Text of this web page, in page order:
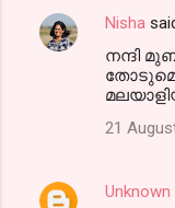
Nisha
നന്ദി
21
Unknown